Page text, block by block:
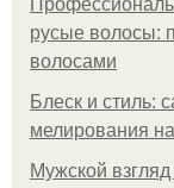
русые волосы:
волосами
Блеск и стиль:
мелирования
Мужской